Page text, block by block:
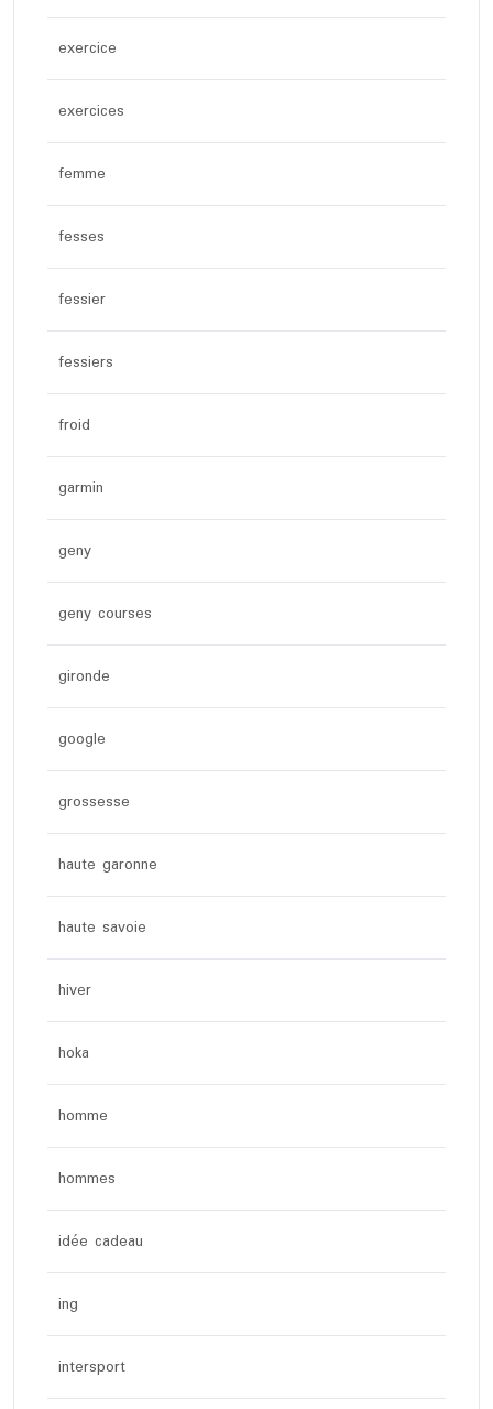
exercice
exercices
femme
fesses
fessier
fessiers
froid
garmin
geny
geny courses
gironde
google
grossesse
haute garonne
haute savoie
hiver
hoka
homme
hommes
idée cadeau
ing
intersport